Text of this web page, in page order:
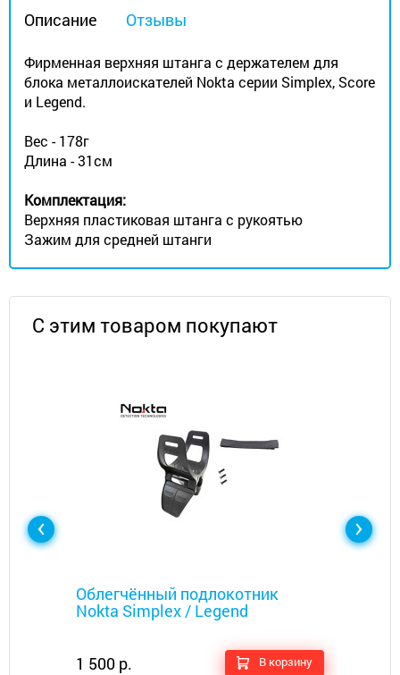
Описание Отзывы
Фирменная верхняя штанга с держателем для
блока металлоискателей Nokta серии Simplex, Score
и Legend.
Вес - 178г
Длина - 31см
Комплектация:
Верхняя пластиковая штанга с рукоятью
Зажим для средней штанги
С этим товаром покупают
Облегчённый подлокотник
Nokta Simplex / Legend
1 500 р. В корзину